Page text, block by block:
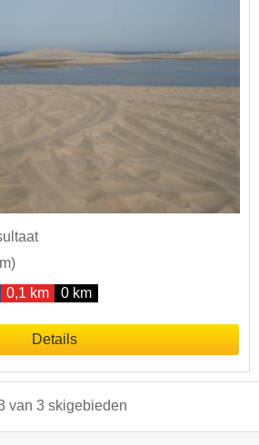
)
0,1 km 0 km
Details
van 3 skigebieden